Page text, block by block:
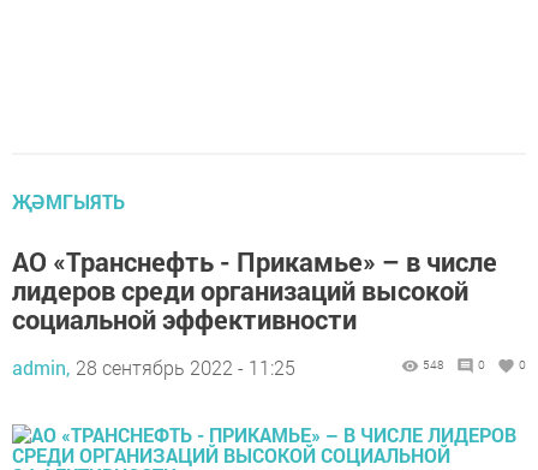
ҖӘМГЫЯТЬ
АО «Транснефть - Прикамье» – в числе
лидеров среди организаций высокой
социальной эффективности
admin, 28 сентябрь 2022 - 11:25 548 0 0